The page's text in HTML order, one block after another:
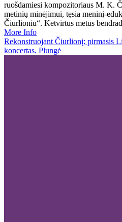
ruošdamiesi kompozitoriaus M. K.
metinių minėjimui, tęsia meninį-
Čiurlioniu“. Ketvirtus metus
More Info
Rekonstruojant Čiurlionį: pirmasis
koncertas. Plungė